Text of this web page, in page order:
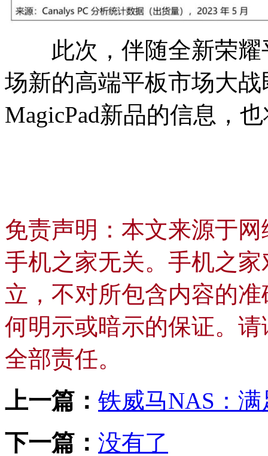
此次，伴随全新荣耀
场新的高端平板市场大
MagicPad新品的信息，
免责声明：本文来源于
手机之家无关。手机之
立，不对所包含内容的
何明示或暗示的保证。
全部责任。
上一篇： 铁威马NAS：
下一篇： 没有了